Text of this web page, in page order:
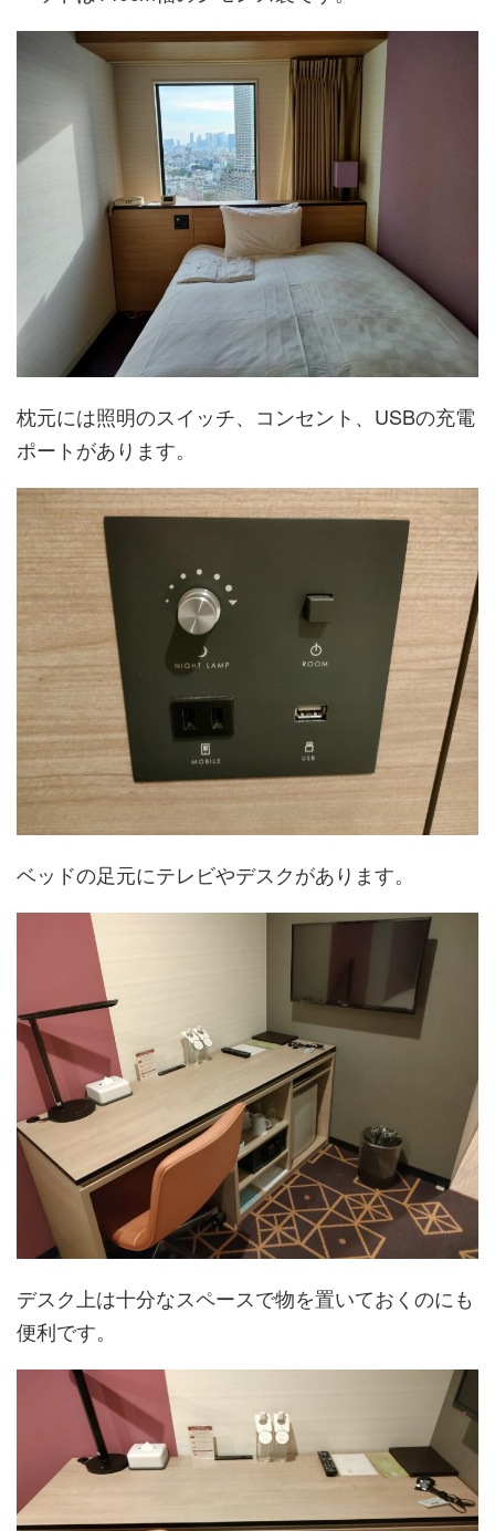
枕元には照明のスイッチ、コンセント、USBの充電
ポートがあります。
ベッドの足元にテレビやデスクがあります。
デスク上は十分なスペースで物を置いておくのにも
便利です。